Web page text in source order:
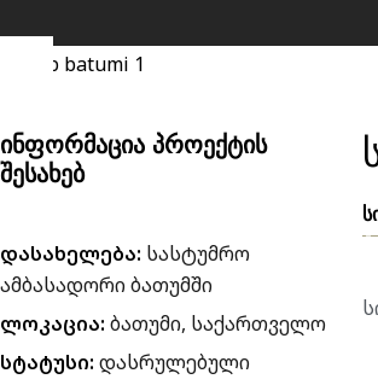
ᲘᲜᲤᲝᲠᲛᲐᲪᲘᲐ ᲞᲠᲝᲔᲥᲢᲘᲡ
ᲨᲔᲡᲐᲮᲔᲑ
დასახელება: სასტუმრო
ამბასადორი ბათუმში
ლოკაცია: ბათუმი, საქართველო
სტატუსი: დასრულებული